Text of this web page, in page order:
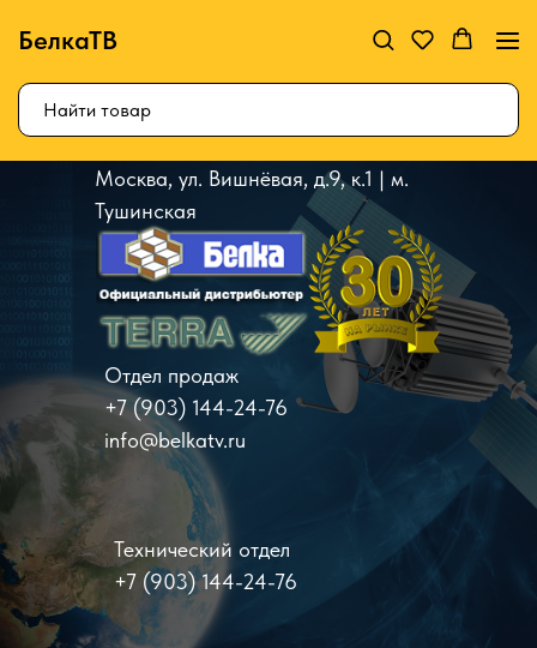
БелкаТВ
Москва, ул. Вишнёвая, д.9, к.1 | м.
Тушинская
Отдел продаж
+7 (903) 144-24-76
info@belkatv.ru
Технический отдел
+7 (903) 144-24-76